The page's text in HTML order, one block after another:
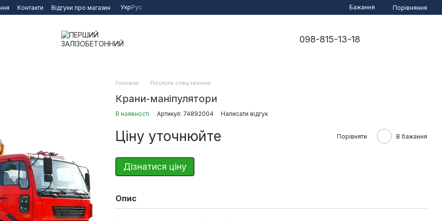
Контакти Відгуки про магазин УкрРус Бажання Порівняння
098-815-13-18
Головна Послуги спец.техніки
Крани-маніпулятори
В наявності Артикул: 74892004 Написати відгук
Ціну уточнюйте Порівняти В бажання
Дізнатися ціну
Опис